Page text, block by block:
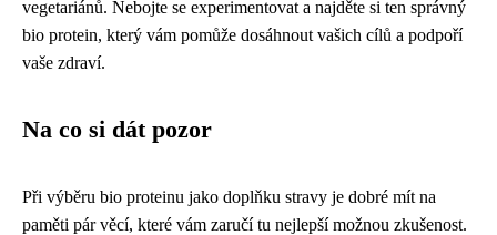
vegetariánů. Nebojte se experimentovat a najděte si ten správný
bio protein, který vám pomůže dosáhnout vašich cílů a podpoří
vaše zdraví.
Na co si dát pozor
Při výběru bio proteinu jako doplňku stravy je dobré mít na
paměti pár věcí, které vám zaručí tu nejlepší možnou zkušenost.